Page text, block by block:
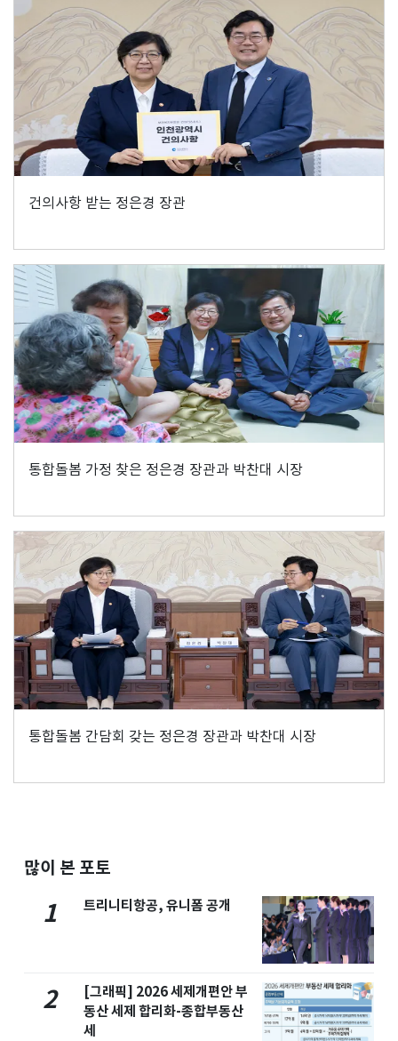
건의사항 받는 정은경 장관
통합돌봄 가정 찾은 정은경 장관과 박찬대 시장
통합돌봄 간담회 갖는 정은경 장관과 박찬대 시장
많이 본 포토
1 트리니티항공, 유니폼 공개
2
[그래픽] 2026 세제개편안 부
동산 세제 합리화-종합부동산
세